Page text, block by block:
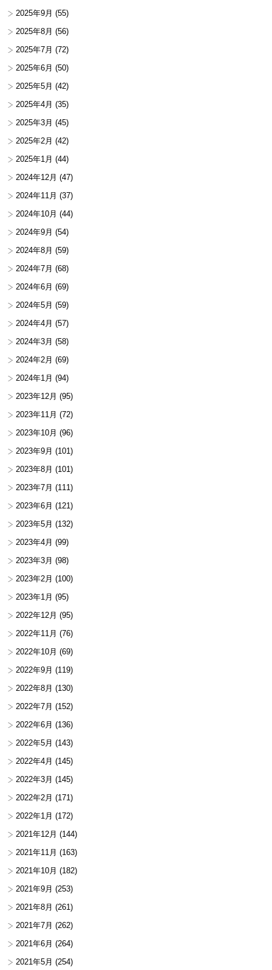
2025年9月 (55)
2025年8月 (56)
2025年7月 (72)
2025年6月 (50)
2025年5月 (42)
2025年4月 (35)
2025年3月 (45)
2025年2月 (42)
2025年1月 (44)
2024年12月 (47)
2024年11月 (37)
2024年10月 (44)
2024年9月 (54)
2024年8月 (59)
2024年7月 (68)
2024年6月 (69)
2024年5月 (59)
2024年4月 (57)
2024年3月 (58)
2024年2月 (69)
2024年1月 (94)
2023年12月 (95)
2023年11月 (72)
2023年10月 (96)
2023年9月 (101)
2023年8月 (101)
2023年7月 (111)
2023年6月 (121)
2023年5月 (132)
2023年4月 (99)
2023年3月 (98)
2023年2月 (100)
2023年1月 (95)
2022年12月 (95)
2022年11月 (76)
2022年10月 (69)
2022年9月 (119)
2022年8月 (130)
2022年7月 (152)
2022年6月 (136)
2022年5月 (143)
2022年4月 (145)
2022年3月 (145)
2022年2月 (171)
2022年1月 (172)
2021年12月 (144)
2021年11月 (163)
2021年10月 (182)
2021年9月 (253)
2021年8月 (261)
2021年7月 (262)
2021年6月 (264)
2021年5月 (254)